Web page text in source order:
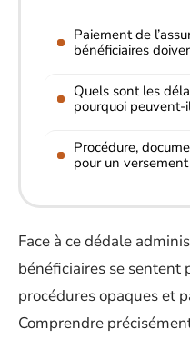
Paiement de
bénéficiaires
Quels sont les
pourquoi peuvent-
Procédure,
pour un
Face à ce dédale
bénéficiaires se sentent
procédures opaques et
Comprendre